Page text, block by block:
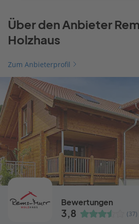
Über den Anbieter
Holzhaus
Zum Anbieterprofil
Bewertungen
3,8 (37)